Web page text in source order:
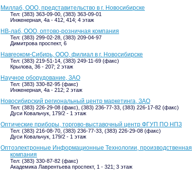
Миллаб, ООО, представительство в г. Новосибирске
Тел: (383) 363-09-00, (383) 363-09-01
Инженерная, 4а - 412, 414; 4 этаж
НВ-лаб, ООО, оптово-розничная компания
Тел: (383) 299-02-28, (383) 209-04-97
Димитрова проспект, 6
Навгеоком-Сибирь, ООО, филиал в г. Новосибирске
Тел: (383) 219-51-14, (383) 249-11-69 (факс)
Крылова, 36 - 207; 2 этаж
Научное оборудование, ЗАО
Тел: (383) 330-82-95 (факс)
Инженерная, 4а - 212; 2 этаж
Новосибирский региональный центр маркетинга, ЗАО
Тел: (383) 226-29-08 (факс), (383) 236-77-33, (383) 226-17-82 (факс)
Дуси Ковальчук, 179/2 - 1 этаж
Оптические приборы, торгово-выставочный центр ФГУП ПО НПЗ
Тел: (383) 216-08-70, (383) 236-77-33, (383) 226-29-08 (факс)
Дуси Ковальчук, 179/2 - 1 этаж
Оптоэлектронные Информационные Технологии, производственная
компания
Тел: (383) 330-87-82 (факс)
Академика Лаврентьева проспект, 1 - 321; 3 этаж